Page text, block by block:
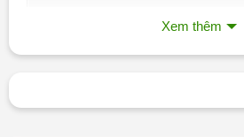
hoặc Đại lý bán sỉ trên toàn quốc.
Các bạn tham khảo chi tiếtchính
Xem thêm